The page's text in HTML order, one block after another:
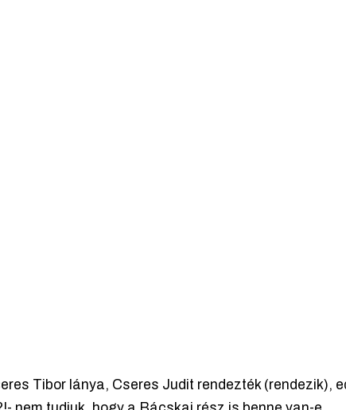
Tibor lánya, Cseres Judit rendezték (rendezik),